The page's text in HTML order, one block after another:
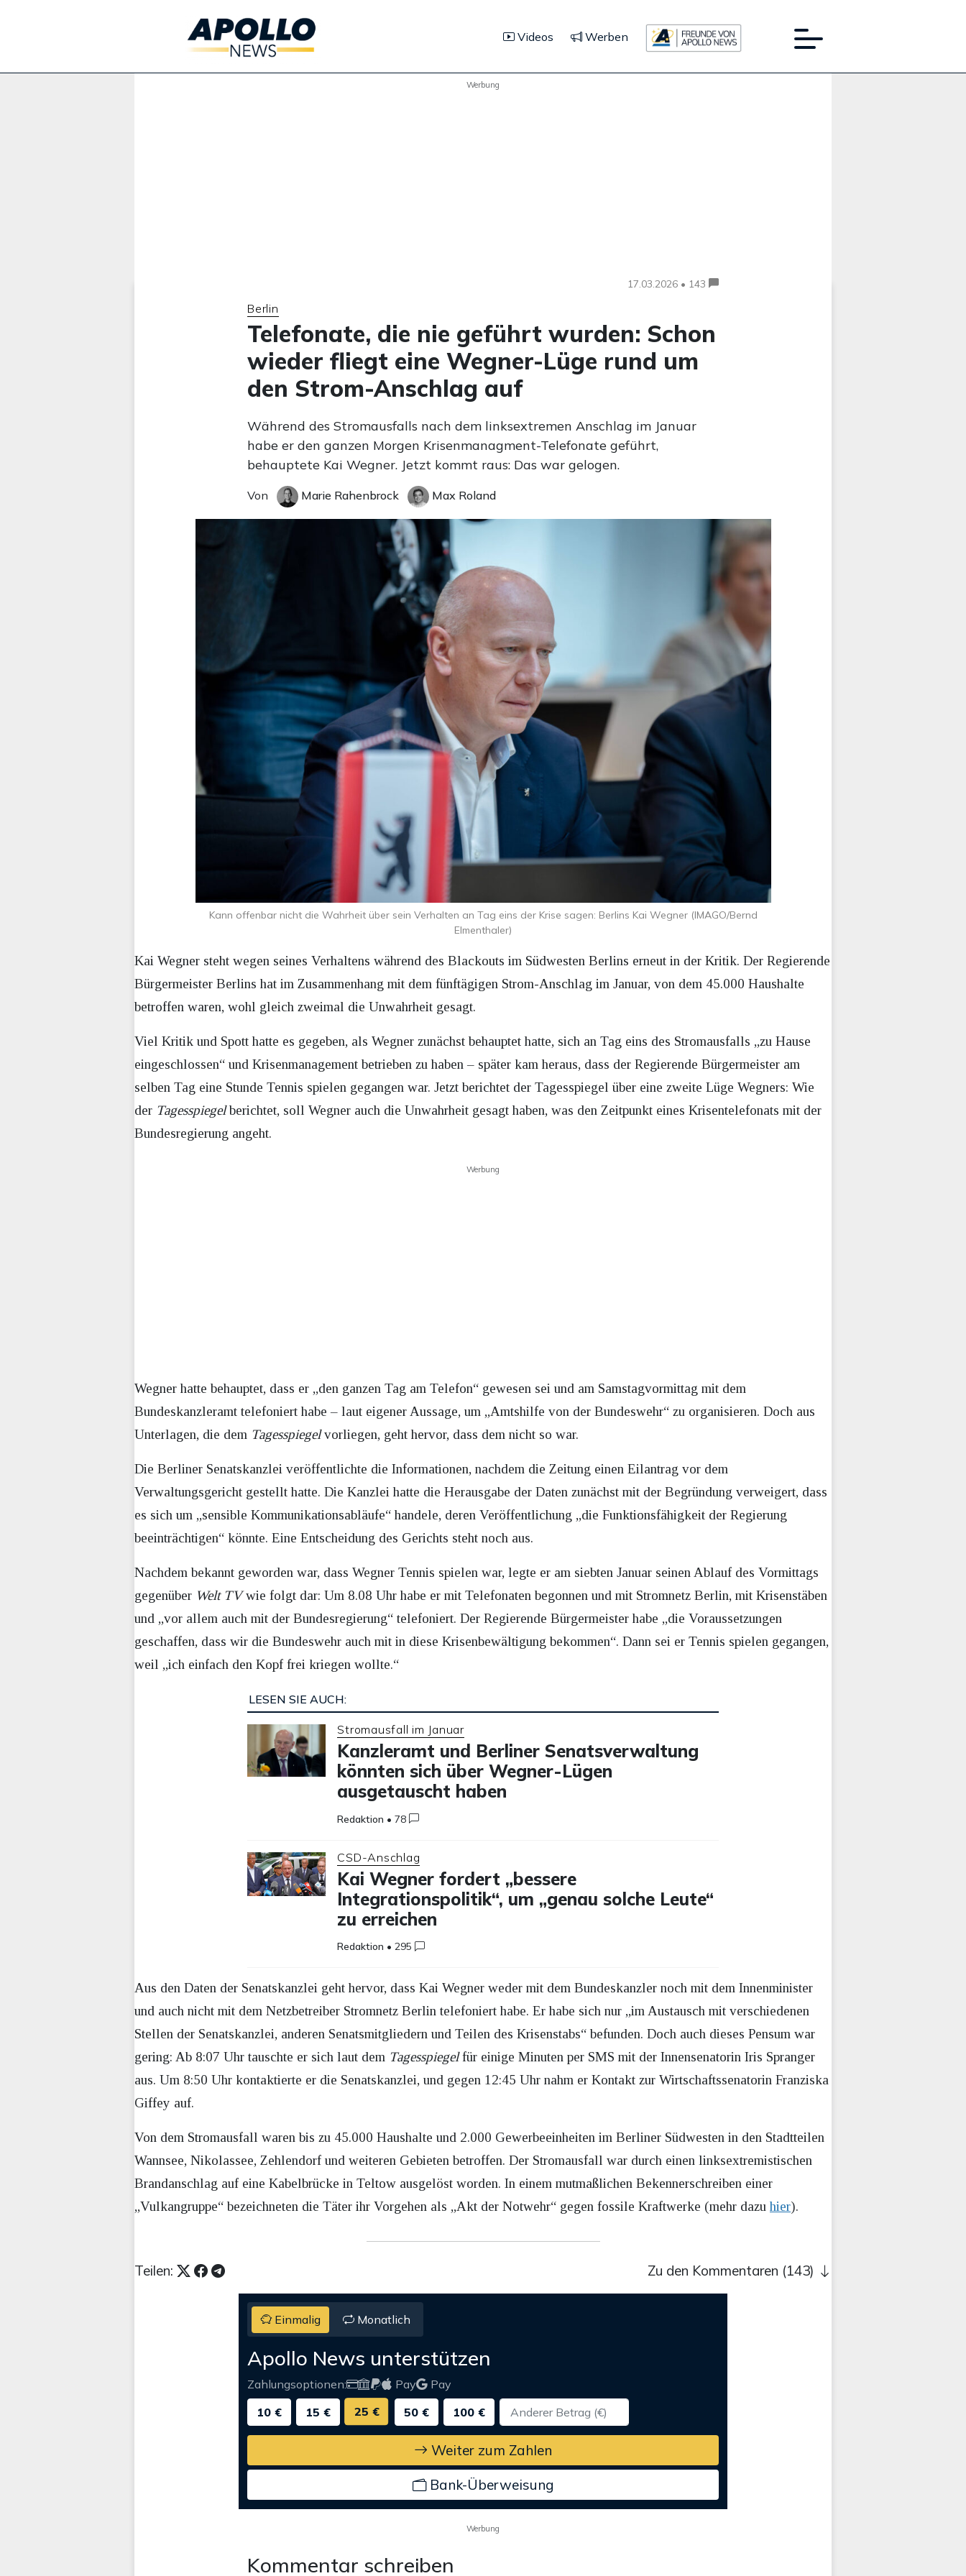
Videos Werben
Werbung
17.03.2026 • 143
Berlin
Telefonate, die nie geführt wurden: Schon
wieder fliegt eine Wegner-Lüge rund um
den Strom-Anschlag auf
Während des Stromausfalls nach dem linksextremen Anschlag im Januar
habe er den ganzen Morgen Krisenmanagment-Telefonate geführt,
behauptete Kai Wegner. Jetzt kommt raus: Das war gelogen.
Von Marie Rahenbrock Max Roland
Kann offenbar nicht die Wahrheit über sein Verhalten an Tag eins der Krise sagen: Berlins Kai Wegner (IMAGO/Bernd
Elmenthaler)
Kai Wegner steht wegen seines Verhaltens während des Blackouts im Südwesten Berlins erneut in der Kritik. Der Regierende
Bürgermeister Berlins hat im Zusammenhang mit dem fünftägigen Strom-Anschlag im Januar, von dem 45.000 Haushalte
betroffen waren, wohl gleich zweimal die Unwahrheit gesagt.
Viel Kritik und Spott hatte es gegeben, als Wegner zunächst behauptet hatte, sich an Tag eins des Stromausfalls „zu Hause
eingeschlossen“ und Krisenmanagement betrieben zu haben – später kam heraus, dass der Regierende Bürgermeister am
selben Tag eine Stunde Tennis spielen gegangen war. Jetzt berichtet der Tagesspiegel über eine zweite Lüge Wegners: Wie
der Tagesspiegelberichtet, soll Wegner auch die Unwahrheit gesagt haben, was den Zeitpunkt eines Krisentelefonats mit der
Bundesregierung angeht.
Werbung
Wegner hatte behauptet, dass er „den ganzen Tag am Telefon“ gewesen sei und am Samstagvormittag mit dem
Bundeskanzleramt telefoniert habe – laut eigener Aussage, um „Amtshilfe von der Bundeswehr“ zu organisieren. Doch aus
Unterlagen, die dem Tagesspiegelvorliegen, geht hervor, dass dem nicht so war.
Die Berliner Senatskanzlei veröffentlichte die Informationen, nachdem die Zeitung einen Eilantrag vor dem
Verwaltungsgericht gestellt hatte. Die Kanzlei hatte die Herausgabe der Daten zunächst mit der Begründung verweigert, dass
es sich um „sensible Kommunikationsabläufe“ handele, deren Veröffentlichung „die Funktionsfähigkeit der Regierung
beeinträchtigen“ könnte. Eine Entscheidung des Gerichts steht noch aus.
Nachdem bekannt geworden war, dass Wegner Tennis spielen war, legte er am siebten Januar seinen Ablauf des Vormittags
gegenüber Welt TVwie folgt dar: Um 8.08 Uhr habe er mit Telefonaten begonnen und mit Stromnetz Berlin, mit Krisenstäben
und „vor allem auch mit der Bundesregierung“ telefoniert. Der Regierende Bürgermeister habe „die Voraussetzungen
geschaffen, dass wir die Bundeswehr auch mit in diese Krisenbewältigung bekommen“. Dann sei er Tennis spielen gegangen,
weil „ich einfach den Kopf frei kriegen wollte.“
LESEN SIE AUCH:
Stromausfall im Januar
Kanzleramt und Berliner Senatsverwaltung
könnten sich über Wegner-Lügen
ausgetauscht haben
Redaktion •78
CSD-Anschlag
Kai Wegner fordert „bessere
Integrationspolitik“, um „genau solche Leute“
zu erreichen
Redaktion •295
Aus den Daten der Senatskanzlei geht hervor, dass Kai Wegner weder mit dem Bundeskanzler noch mit dem Innenminister
und auch nicht mit dem Netzbetreiber Stromnetz Berlin telefoniert habe. Er habe sich nur „im Austausch mit verschiedenen
Stellen der Senatskanzlei, anderen Senatsmitgliedern und Teilen des Krisenstabs“ befunden. Doch auch dieses Pensum war
gering: Ab 8:07 Uhr tauschte er sich laut dem Tagesspiegelfür einige Minuten per SMS mit der Innensenatorin Iris Spranger
aus. Um 8:50 Uhr kontaktierte er die Senatskanzlei, und gegen 12:45 Uhr nahm er Kontakt zur Wirtschaftssenatorin Franziska
Giffey auf.
Von dem Stromausfall waren bis zu 45.000 Haushalte und 2.000 Gewerbeeinheiten im Berliner Südwesten in den Stadtteilen
Wannsee, Nikolassee, Zehlendorf und weiteren Gebieten betroffen. Der Stromausfall war durch einen linksextremistischen
Brandanschlag auf eine Kabelbrücke in Teltow ausgelöst worden. In einem mutmaßlichen Bekennerschreiben einer
„Vulkangruppe“ bezeichneten die Täter ihr Vorgehen als „Akt der Notwehr“ gegen fossile Kraftwerke (mehr dazuhier).
Teilen: Zu den Kommentaren (143)
Einmalig Monatlich
Apollo News unterstützen
Zahlungsoptionen: Pay
Pay
10 €
15 € 25 € 50 € 100 €
Weiter zum Zahlen
Bank-Überweisung
Werbung
Kommentar schreiben